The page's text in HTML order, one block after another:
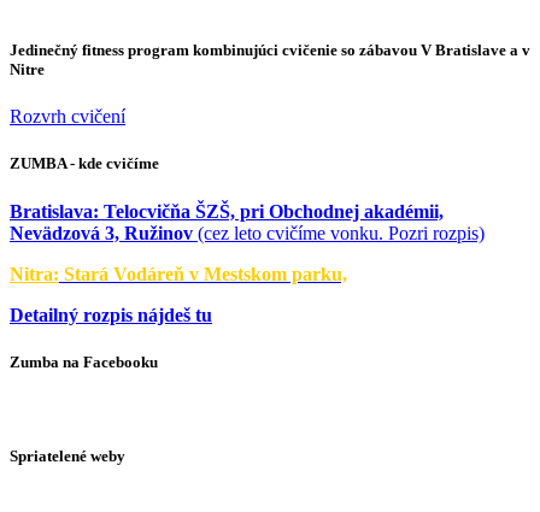
Jedinečný fitness program kombinujúci cvičenie so zábavou V Bratislave a v
Nitre
Rozvrh cvičení
ZUMBA - kde cvičíme
Bratislava: Telocvičňa ŠZŠ, pri Obchodnej akadémii,
Nevädzová 3, Ružinov (cez leto cvičíme vonku. Pozri rozpis)
Nitra: Stará Vodáreň v Mestskom parku,
Detailný rozpis nájdeš tu
Zumba na Facebooku
Spriatelené weby